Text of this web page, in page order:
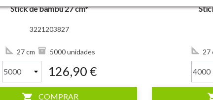
Stick de bambú 27 cm*
3221203827
27 cm 5000 unidades
126,90 €
shopping_cart COMPRAR
27